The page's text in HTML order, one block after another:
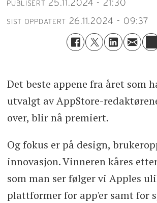
PUBLISERT 25.11.2024 - 21:30
SIST OPPDATERT 26.11.2024 - 09:37
Det beste appene fra året som
utvalgt av AppStore-
over, blir nå premiert.
Og fokus er på design,
innovasjon. Vinneren kåres
som man ser følger vi Apples
plattformer for app'er samt for